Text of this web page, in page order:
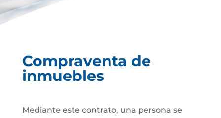
Compraventa de
inmuebles
Mediante este contrato, una persona se